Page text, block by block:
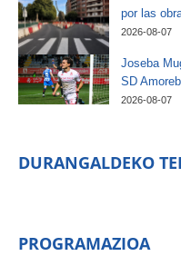
por las
2026-08-07
Joseba
SD
2026-08-07
DURANGALDEKO
PROGRAMAZIOA